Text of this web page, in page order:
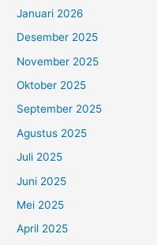
Januari 2026
Desember 2025
November 2025
Oktober 2025
September 2025
Agustus 2025
Juli 2025
Juni 2025
Mei 2025
April 2025